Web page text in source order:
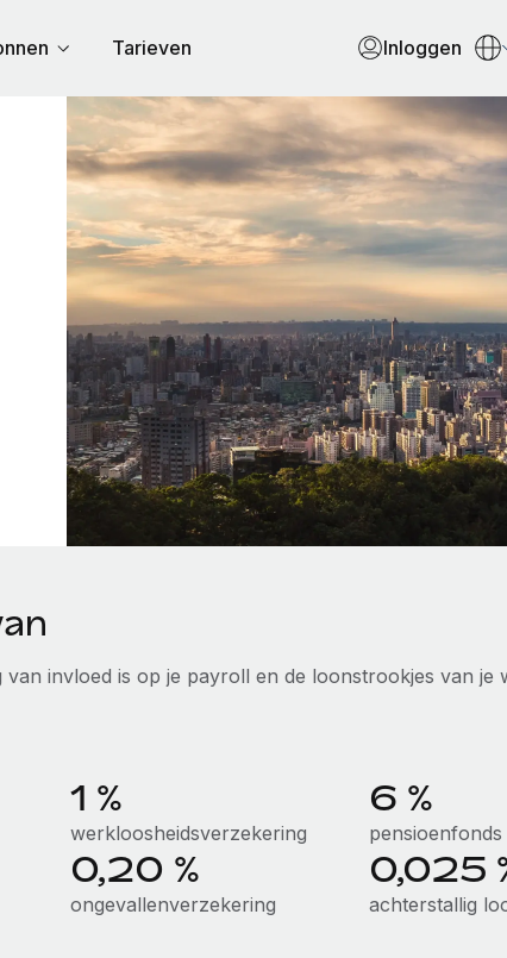
Tarieven Inloggen
invloed is op je payroll en de loonstrookjes van je
1 %
werkloosheidsverzekering
6 %
pensioenfonds
0,20 %
ongevallenverzekering
0,025
achterstallig